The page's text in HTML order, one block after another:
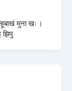
मुना खः ।
झिपु